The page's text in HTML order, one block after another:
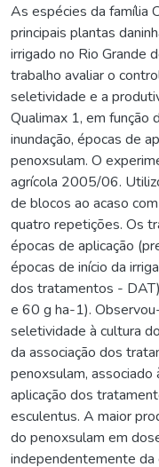
As espécies da família
principais plantas
irrigado no Rio Grande
trabalho avaliar o
seletividade e a
Qualimax 1, em função
inundação, épocas de
penoxsulam. O
agrícola 2005/06.
de blocos ao acaso
quatro repetições. Os
épocas de aplicação
épocas de início da
dos tratamentos -
e 60 g ha-1).
seletividade à cultura
da associação dos
penoxsulam,
aplicação dos
esculentus. A maior
do penoxsulam em
independentemente da